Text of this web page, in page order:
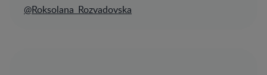
@Roksolana_Rozvadovska